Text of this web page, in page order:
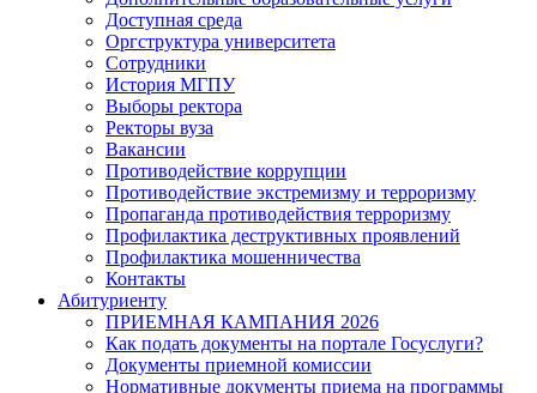
Доступная среда
Оргструктура университета
Сотрудники
История МГПУ
Выборы ректора
Ректоры вуза
Вакансии
Противодействие коррупции
Противодействие экстремизму и терроризму
Пропаганда противодействия терроризму
Профилактика деструктивных проявлений
Профилактика мошенничества
Контакты
Абитуриенту
ПРИЕМНАЯ КАМПАНИЯ 2026
Как подать документы на портале Госуслуги?
Документы приемной комиссии
Нормативные документы приема на программы